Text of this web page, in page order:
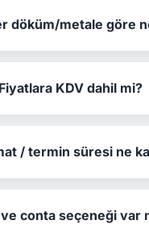
döküm/metale göre
Fiyatlara KDV dahil mi?
/ termin süresi ne
conta seçeneği var